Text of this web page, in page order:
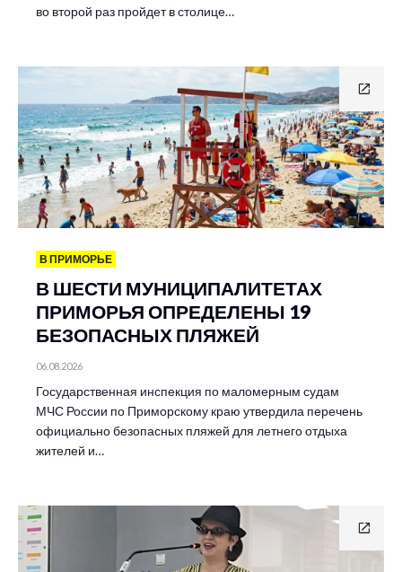
во второй раз пройдет в столице…
В ПРИМОРЬЕ
В ШЕСТИ МУНИЦИПАЛИТЕТАХ
ПРИМОРЬЯ ОПРЕДЕЛЕНЫ 19
БЕЗОПАСНЫХ ПЛЯЖЕЙ
06.08.2026
Государственная инспекция по маломерным судам
МЧС России по Приморскому краю утвердила перечень
официально безопасных пляжей для летнего отдыха
жителей и…